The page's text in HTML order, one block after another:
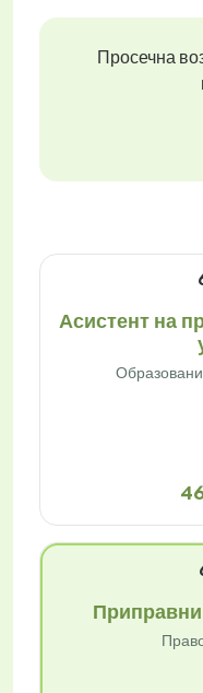
Просечна
Асистент на